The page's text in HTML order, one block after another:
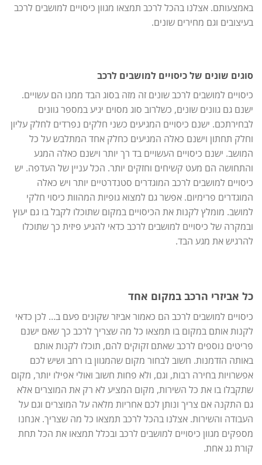
באמצעותם. אצלנו בהכל לרכב תמצאו מגוון כיסויים למושבים לרכב
בעיצובים וגם מחירים שונים.
סוגים שונים של כיסויים למושבים לרכב
כיסויים למושבים לרכב שונים זה מזה בסוג הבד ממנו הם עשויים.
ישנם גם גוונים שונים, כשלרוב סוג מסוים יגיע במספר גוונים
לבחירתכם. ישנם כיסויים המגיעים כשני חלקים נפרדים לחלק עליון
וחלק תחתון וישנם כאלה המגיעים כחלק אחד המתלבש על כל
המושב. ישנם כיסויים העשויים בד רך יותר וישנם כאלה המגע
והתחושה הם מעט קשיחים וחזקים יותר. הכל עניין של העדפה. יש
כיסויים למושבים לרכב המוגדרים סטנדרטיים יותר ויש כאלה
המוגדרים פרימיום. אפשר גם למצוא גופיות המהוות כיסוי חלקי
למושב. מומלץ לקנות את הכיסויים במקום שתוכלו לקבל בו גם יעוץ
ובמקרה של כיסויים למושבים לרכב כדאי להגיע פיזית כך שתוכלו
להרגיש את מגע הבד.
כל אביזרי הרכב במקום אחד
כיסויים למושבים לרכב הם כאמור אביזר שקונים פעם ב… לכן כדאי
לקנות אותם במקום בו תמצאו כל מה שצריך לרכב כך שאם ישנם
פריטים נוספים לרכב שאתם זקוקים להם, תוכלו לקנות אותם
באותה הזדמנות. חשוב לבחור מקום שהמגוון בו רחב ושיש לכם
אפשרויות בחירה רבות, וגם, ולא פחות חשוב ואולי אפילו יותר, מקום
שתקבלו בו את כל השירות, מקום המציע לא רק את המוצרים אלא
גם התקנה אם צריך ונותן לכם אחריות מלאה על המוצרים וגם על
העבודה והשירות. אצלנו בהכל לרכב תמצאו כל מה שצריך. אנחנו
מספקים מגוון כיסויים למושבים לרכב ובכלל תמצאו את הכל תחת
קורת גג אחת.